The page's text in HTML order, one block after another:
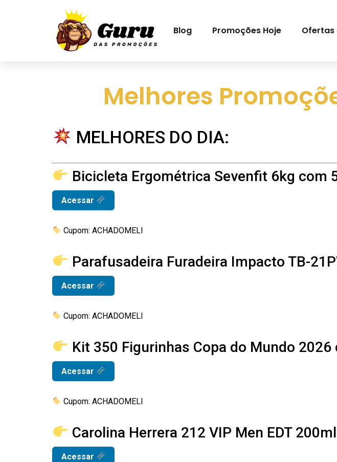
Blog Promoções Hoje Ofertas
Melhores
MELHORES DO DIA:
Bicicleta Ergométrica Sevenfit 6kg com
Acessar
Cupom: ACHADOMELI
Parafusadeira Furadeira Impacto TB-
Acessar
Cupom: ACHADOMELI
Kit 350 Figurinhas Copa do Mundo 2026
Acessar
Cupom: ACHADOMELI
Carolina Herrera 212 VIP Men EDT
Acessar